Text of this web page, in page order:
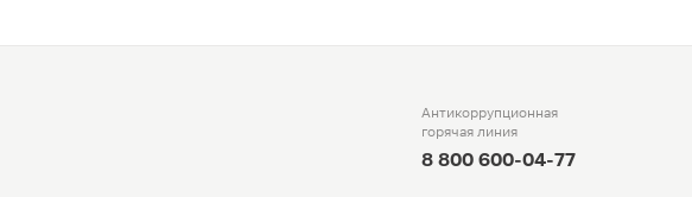
Антикоррупционная
горячая линия
8 800 600-04-77